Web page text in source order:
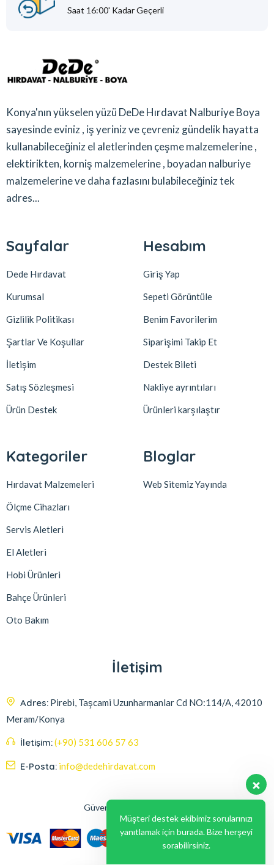
Saat 16:00' Kadar Geçerli
Konya'nın yükselen yüzü DeDe Hırdavat Nalburiye Boya
sayesinde eviniz , iş yeriniz ve çevreniz gündelik hayatta
kullanabileceğiniz el aletlerinden çeşme malzemelerine ,
elektirikten, korniş malzemelerine , boyadan nalburiye
malzemelerine ve daha fazlasını bulabileceğiniz tek
adres...
Sayfalar
Dede Hırdavat
Kurumsal
Gizlilik Politikası
Şartlar Ve Koşullar
İletişim
Satış Sözleşmesi
Ürün Destek
Hesabım
Giriş Yap
Sepeti Görüntüle
Benim Favorilerim
Siparişimi Takip Et
Destek Bileti
Nakliye ayrıntıları
Ürünleri karşılaştır
Kategoriler
Hırdavat Malzemeleri
Ölçme Cihazları
Servis Aletleri
El Aletleri
Hobi Ürünleri
Bahçe Ürünleri
Oto Bakım
Bloglar
Web Sitemiz Yayında
İletişim
Adres: Pirebi, Taşcami Uzunharmanlar Cd NO:114/A, 42010
Meram/Konya
İletişim:(+90) 531 606 57 63
E-Posta: info@dedehirdavat.com
Güvenli Ödeme Seçenekleri
Müşteri destek ekibimiz sorularınızı
yanıtlamak için burada. Bize herşeyi
sorabilirsiniz.